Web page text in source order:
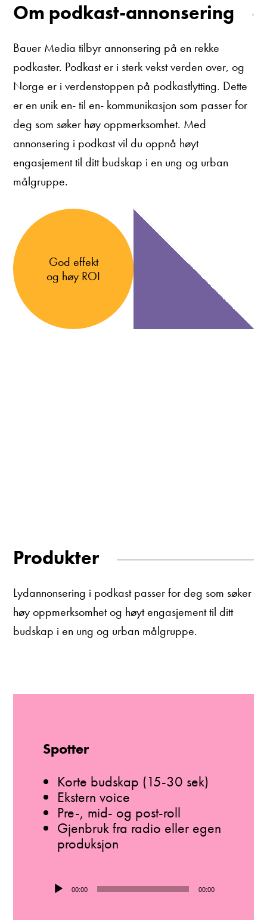
Om podkast-annonsering
Bauer Media tilbyr annonsering på en rekke
podkaster. Podkast er i sterk vekst verden over, og
Norge er i verdenstoppen på podkastlytting. Dette
er en unik en- til en- kommunikasjon som passer for
deg som søker høy oppmerksomhet. Med
annonsering i podkast vil du oppnå høyt
engasjement til ditt budskap i en ung og urban
målgruppe.
God effekt
og høy ROI
Produkter
Lydannonsering i podkast passer for deg som søker
høy oppmerksomhet og høyt engasjement til ditt
budskap i en ung og urban målgruppe.
Spotter
Korte budskap (15-30 sek)
Ekstern voice
Pre-, mid- og post-roll
Gjenbruk fra radio eller egen
produksjon
00:00 00:00